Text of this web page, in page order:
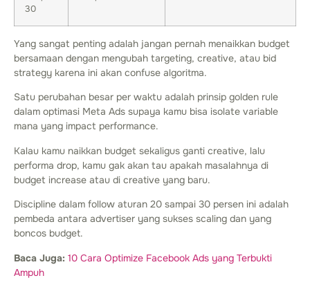
30
Yang sangat penting adalah jangan pernah menaikkan budget
bersamaan dengan mengubah targeting, creative, atau bid
strategy karena ini akan confuse algoritma.
Satu perubahan besar per waktu adalah prinsip golden rule
dalam optimasi Meta Ads supaya kamu bisa isolate variable
mana yang impact performance.
Kalau kamu naikkan budget sekaligus ganti creative, lalu
performa drop, kamu gak akan tau apakah masalahnya di
budget increase atau di creative yang baru.
Discipline dalam follow aturan 20 sampai 30 persen ini adalah
pembeda antara advertiser yang sukses scaling dan yang
boncos budget.
Baca Juga: 10 Cara Optimize Facebook Ads yang Terbukti
Ampuh